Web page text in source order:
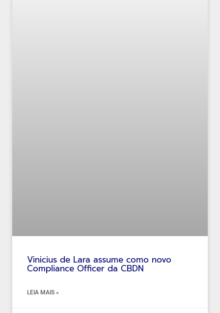
Vinicius de Lara assume como novo
Compliance Officer da CBDN
LEIA MAIS »